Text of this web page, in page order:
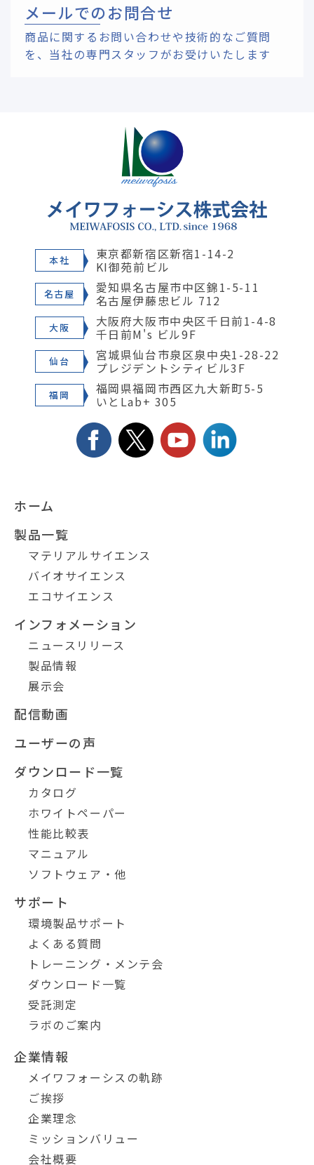
メールでのお問合せ
商品に関するお問い合わせや技術的なご質問
を、 当社の専門スタッフがお受けいたします
本社 東京都新宿区新宿1-14-2
KI御苑前ビル
名古屋 愛知県名古屋市中区錦1-5-11
名古屋伊藤忠ビル 712
大阪 大阪府大阪市中央区千日前1-4-8
千日前M's ビル9F
仙台 宮城県仙台市泉区泉中央1-28-22
プレジデントシティビル3F
福岡 福岡県福岡市西区九大新町5-5
いとLab+ 305
ホーム
製品一覧
マテリアルサイエンス
バイオサイエンス
エコサイエンス
インフォメーション
ニュースリリース
製品情報
展示会
配信動画
ユーザーの声
ダウンロード一覧
カタログ
ホワイトペーパー
性能比較表
マニュアル
ソフトウェア・他
サポート
環境製品サポート
よくある質問
トレーニング・メンテ会
ダウンロード一覧
受託測定
ラボのご案内
企業情報
メイワフォーシスの軌跡
ご挨拶
企業理念
ミッションバリュー
会社概要